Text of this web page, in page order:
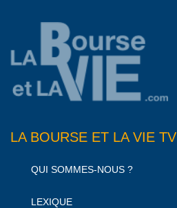
LA BOURSE ET LA VIE TV
QUI SOMMES-NOUS ?
LEXIQUE